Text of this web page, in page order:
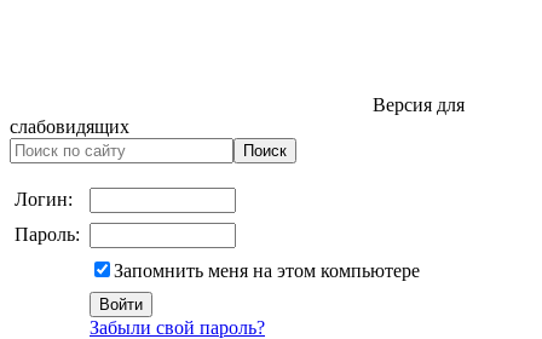
Версия для
слабовидящих
Логин:
Пароль:
Запомнить меня на этом компьютере
Забыли свой пароль?